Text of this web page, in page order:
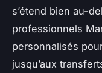
s’étend bien au-
professionnels
personnalisés
jusqu’aux